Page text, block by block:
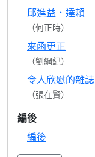
邱進益．達賴
（何正時）
來函更正
（劉綱紀）
令人欣慰的雜誌
（張在賢）
編後
編後